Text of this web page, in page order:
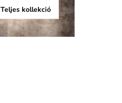
Teljes kollekció